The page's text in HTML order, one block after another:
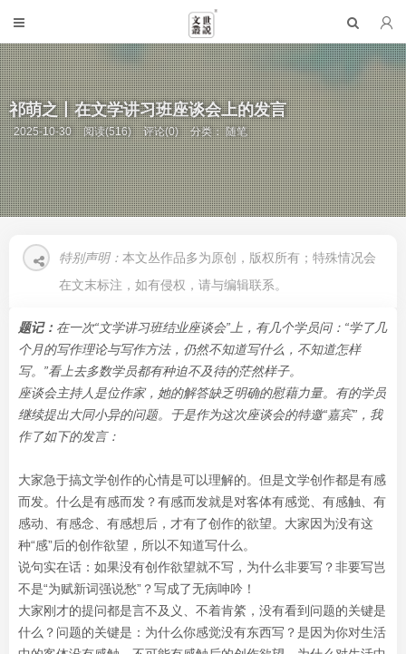
祁萌之丨在文学讲习班座谈会上的发言
2025-10-30 阅读(516) 评论(0) 分类：随笔
特别声明： 本文丛作品多为原创，版权所有；特殊情况会
在文末标注，如有侵权，请与编辑联系。
题记： 在一次“文学讲习班结业座谈会”上，有几个学员问：“学了几
个月的写作理论与写作方法，仍然不知道写什么，不知道怎样
写。”看上去多数学员都有种迫不及待的茫然样子。
座谈会主持人是位作家，她的解答缺乏明确的慰藉力量。有的学员
继续提出大同小异的问题。于是作为这次座谈会的特邀“嘉宾”，我
作了如下的发言：
大家急于搞文学创作的心情是可以理解的。但是文学创作都是有感
而发。什么是有感而发？有感而发就是对客体有感觉、有感触、有
感动、有感念、有感想后，才有了创作的欲望。大家因为没有这
种“感”后的创作欲望，所以不知道写什么。
说句实在话：如果没有创作欲望就不写，为什么非要写？非要写岂
不是“为赋新词强说愁”？写成了无病呻吟！
大家刚才的提问都是言不及义、不着肯綮，没有看到问题的关键是
什么？问题的关键是：为什么你感觉没有东西写？是因为你对生活